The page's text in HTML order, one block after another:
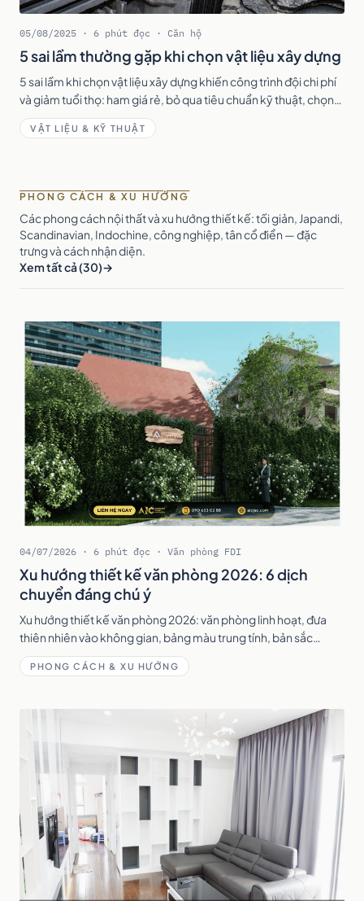
05/08/2025 · 6 phút đọc · Căn hộ
5 sai lầm thường gặp khi chọn vật liệu xây dựng
5 sai lầm khi chọn vật liệu xây dựng khiến công trình đội chi phí
và giảm tuổi thọ: ham giá rẻ, bỏ qua tiêu chuẩn kỹ thuật, chọn
sai mục đích — kèm cách khắc phục.
VẬT LIỆU & KỸ THUẬT
PHONG CÁCH & XU HƯỚNG
Các phong cách nội thất và xu hướng thiết kế: tối giản, Japandi,
Scandinavian, Indochine, công nghiệp, tân cổ điển — đặc
trưng và cách nhận diện.
Xem tất cả (30)
04/07/2026 · 6 phút đọc · Văn phòng FDI
Xu hướng thiết kế văn phòng 2026: 6 dịch
chuyển đáng chú ý
Xu hướng thiết kế văn phòng 2026: văn phòng linh hoạt, đưa
thiên nhiên vào không gian, bảng màu trung tính, bản sắc
thương hiệu và thiết kế bền vững.
PHONG CÁCH & XU HƯỚNG